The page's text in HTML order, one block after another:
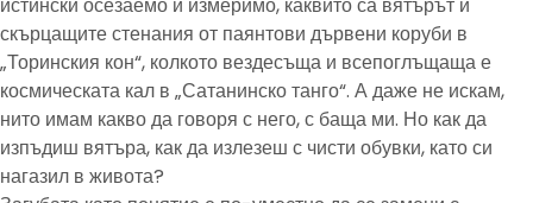
скърцащите стенания от паянтови дървени коруби в
„Торинския кон“, колкото вездесъща и всепоглъщаща е
космическата кал в „Сатанинско танго“. А даже не искам,
нито имам какво да говоря с него, с баща ми. Но как да
изпъдиш вятъра, как да излезеш с чисти обувки, като си
нагазил в живота?